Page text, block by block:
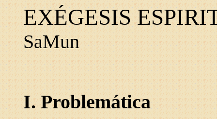
EXÉGESIS
SaMun
I. Problemática